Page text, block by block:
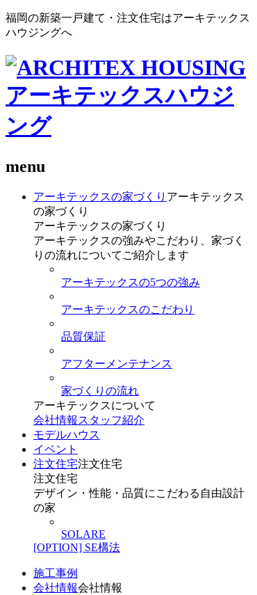
福岡の新築一戸建て・注文住宅はアーキテックス
ハウジングへ
menu
アーキテックスの家づくり アーキテックス
の家づくり
アーキテックスの家づくり
アーキテックスの強みやこだわり、家づく
りの流れについてご紹介します
アーキテックスの5つの強み
アーキテックスのこだわり
品質保証
アフターメンテナンス
家づくりの流れ
アーキテックスについて
会社情報 スタッフ紹介
モデルハウス
イベント
注文住宅注文住宅
注文住宅
デザイン・性能・品質にこだわる自由設計
の家
SOLARE
[OPTION] SE構法
施工事例
会社情報会社情報